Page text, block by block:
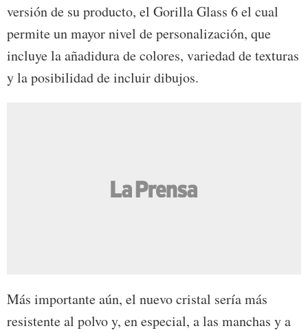
versión de su producto, el Gorilla Glass 6 el cual
permite un mayor nivel de personalización, que
incluye la añadidura de colores, variedad de texturas
y la posibilidad de incluir dibujos.
Más importante aún, el nuevo cristal sería más
resistente al polvo y, en especial, a las manchas y a